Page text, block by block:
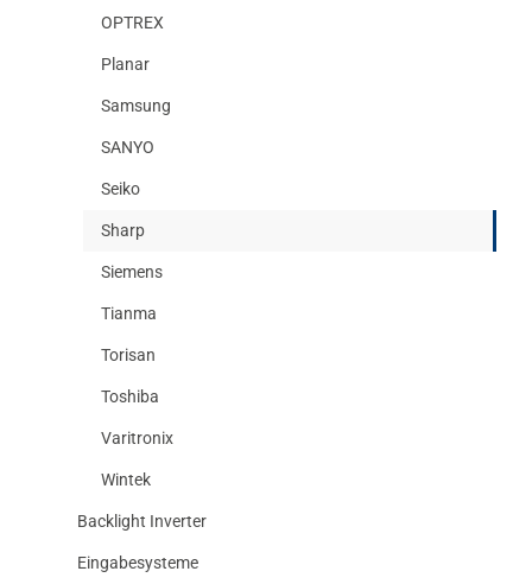
OPTREX
Planar
Samsung
SANYO
Seiko
Sharp
Siemens
Tianma
Torisan
Toshiba
Varitronix
Wintek
Backlight Inverter
Eingabesysteme